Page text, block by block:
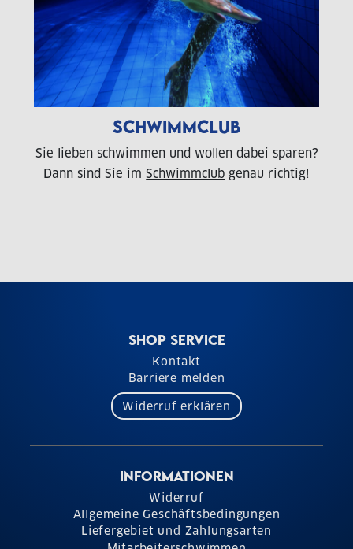
SCHWIMMCLUB
Sie lieben schwimmen und wollen dabei sparen?
Dann sind Sie imSchwimmclub genau richtig!
SHOP SERVICE
Kontakt
Barriere melden
Widerruf erklären
INFORMATIONEN
Widerruf
Allgemeine Geschäftsbedingungen
Liefergebiet und Zahlungsarten